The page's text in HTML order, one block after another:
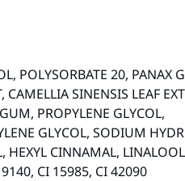
POLYSORBATE 20, PANAX
SINENSIS LEAF
PROPYLENE GLYCOL,
GLYCOL, SODIUM
HEXYL CINNAMAL,
CI 15985, CI 42090